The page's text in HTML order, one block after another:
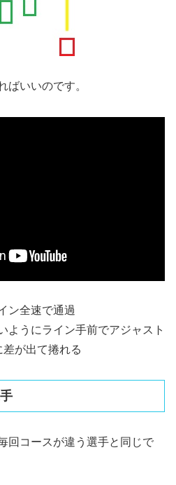
ばいいのです。
ン全速で通過
ようにライン手前でアジャスト
差が出て捲れる
回コースが違う選手と同じで